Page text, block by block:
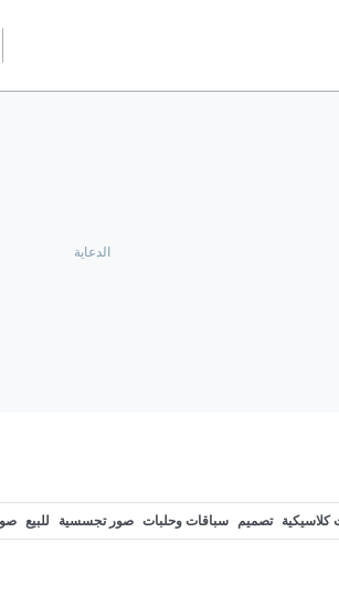
كلاسيكية تصميم سباقات وحلبات صور تجسسية للبيع